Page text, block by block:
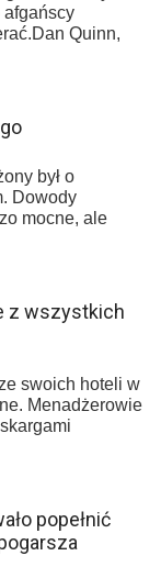
afgańscy
Quinn,
był o
Dowody
mocne, ale
z wszystkich
swoich hoteli w
Menadżerowie
popełnić